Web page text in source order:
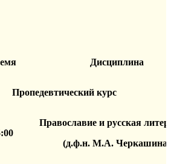
Дисциплина
Пропедевтический курс
Православие и русская
(д.ф.н. М.А. Черкашина)